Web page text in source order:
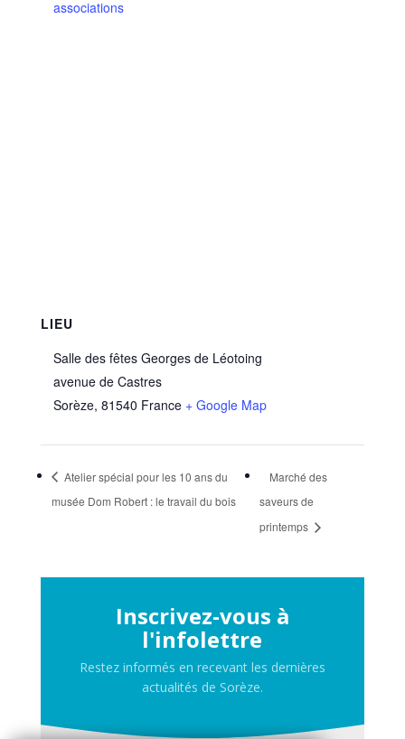
associations
LIEU
Salle des fêtes Georges de Léotoing
avenue de Castres
Sorèze, 81540 France + Google Map
Atelier spécial pour les 10 ans du
musée Dom Robert : le travail du bois
Marché des
saveurs de
printemps
Inscrivez-vous à
l'infolettre
Restez informés en recevant les dernières
actualités de Sorèze.